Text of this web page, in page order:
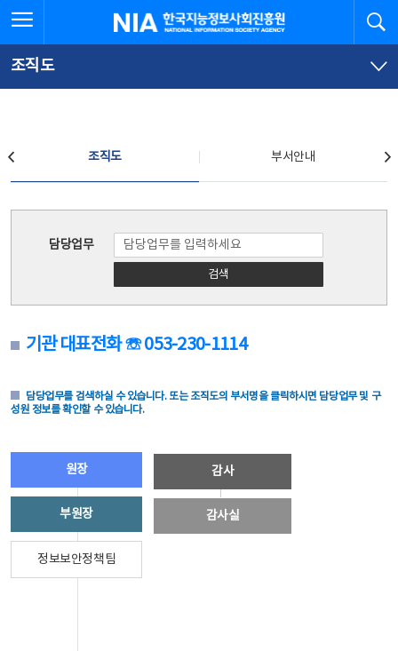
문
로
가
체
뉴
바
가
한국지능정보사회진흥원
조직도
조직도 부서안내
담당업무
검색
기관 대표전화 ☏ 053-230-1114
담당업무를 검색하실 수 있습니다. 또는 조직도의 부서명을 클릭하시면 담당업무 및 구
성원 정보를 확인할 수 있습니다.
원장
부원장
정보보안정책팀
감사
감사실